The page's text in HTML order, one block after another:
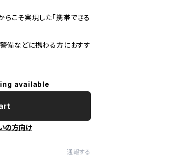
こそ実現した「携帯できる
備などに携わる方におすす
available
の方向け
通報する